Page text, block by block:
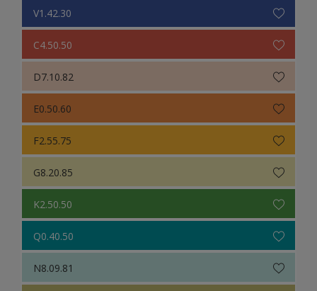
V1.42.30
C4.50.50
D7.10.82
E0.50.60
F2.55.75
G8.20.85
K2.50.50
Q0.40.50
N8.09.81